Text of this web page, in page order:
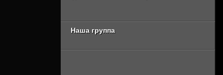
Наша группа